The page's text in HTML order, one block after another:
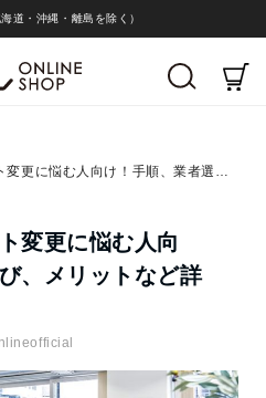
道・沖縄・離島を除く）
オフィスレイアウト変更に悩む人向け！手順、業者選び、メリットなど詳しく解説
変更に悩む人向
、メリットなど詳